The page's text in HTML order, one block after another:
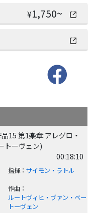
¥1,750~
15 第1楽章:アレグロ・
トーヴェン)
00:18:10
指揮： サイモン・ラトル
作曲：
ルートヴィヒ・ヴァン・ベー
トーヴェン